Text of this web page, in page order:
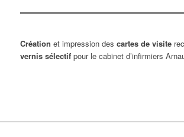
Création et impression des cartes de visite
vernis sélectifpour le cabinet d’infirmiers